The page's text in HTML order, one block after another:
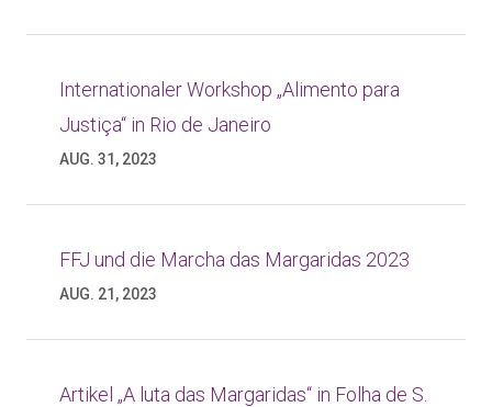
Internationaler Workshop „Alimento para
Justiça“ in Rio de Janeiro
AUG. 31, 2023
FFJ und die Marcha das Margaridas 2023
AUG. 21, 2023
Artikel „A luta das Margaridas“ in Folha de S.